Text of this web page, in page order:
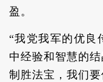
盈。
“我党我军的优良
中经验和智慧的
制胜法宝，我们